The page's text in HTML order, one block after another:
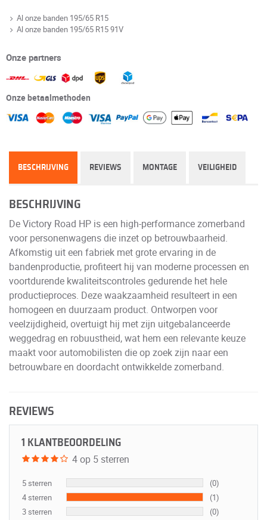
Al onze banden 195/65 R15
Al onze banden 195/65 R15 91V
Onze partners
Onze betaalmethoden
BESCHRIJVING REVIEWS MONTAGE VEILIGHEID
BESCHRIJVING
De Victory Road HP is een high-performance zomerband
voor personenwagens die inzet op betrouwbaarheid.
Afkomstig uit een fabriek met grote ervaring in de
bandenproductie, profiteert hij van moderne processen en
voortdurende kwaliteitscontroles gedurende het hele
productieproces. Deze waakzaamheid resulteert in een
homogeen en duurzaam product. Ontworpen voor
veelzijdigheid, overtuigt hij met zijn uitgebalanceerde
weggedrag en robuustheid, wat hem een relevante keuze
maakt voor automobilisten die op zoek zijn naar een
betrouwbare en doordacht ontwikkelde zomerband.
REVIEWS
1 KLANTBEOORDELING
4 op 5 sterren
5 sterren
(0)
4 sterren
(1)
3 sterren
(0)